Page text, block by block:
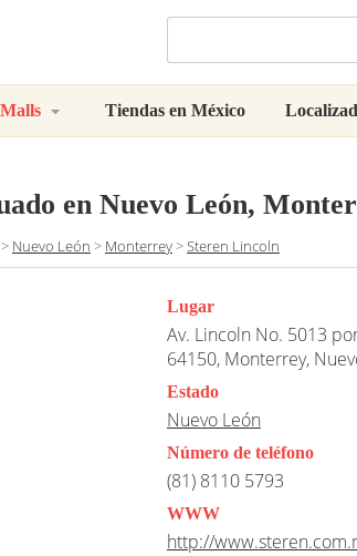
Tiendas en México
en Nuevo León,
> Nuevo León > Monterrey>Steren Lincoln
Lugar
Av. Lincoln No. 5013
64150, Monterrey,
Estado
Nuevo León
Número de teléfono
(81) 8110 5793
WWW
http://